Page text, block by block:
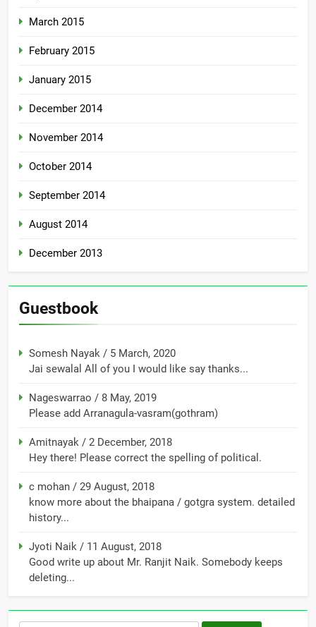
March 2015
February 2015
January 2015
December 2014
November 2014
October 2014
September 2014
August 2014
December 2013
Guestbook
Somesh Nayak / 5 March, 2020
Jai sewalal All of you I would like say thanks...
Nageswarrao / 8 May, 2019
Please add Arranagula-vasram(gothram)
Amitnayak / 2 December, 2018
Hey there! Please correct the spelling of political.
c mohan / 29 August, 2018
know more about the bhaipana / gotgra system. detailed
history...
Jyoti Naik / 11 August, 2018
Good write up about Mr. Ranjit Naik. Somebody keeps
deleting...